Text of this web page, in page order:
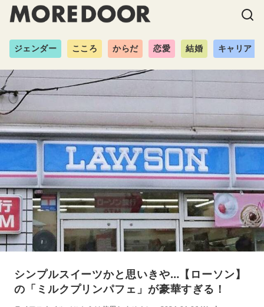
ジェンダー こころ からだ 恋愛 結婚 キャリア
シンプルスイーツかと思いきや…【ローソン】
の「ミルクプリンパフェ」が豪華すぎる！